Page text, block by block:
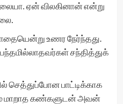
ஏன் விலகினான் என்று
உணர நேர்ந்தது.
சந்தித்துக்
செத்துப்போன பாட்டிக்காக
மாறாத கண்களுடன் அவன்